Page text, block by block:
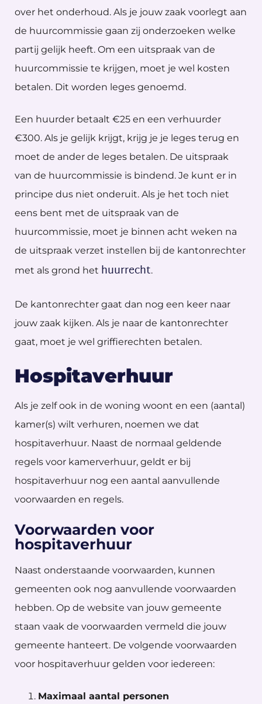
over het onderhoud. Als je jouw zaak voorlegt aan
de huurcommissie gaan zij onderzoeken welke
partij gelijk heeft. Om een uitspraak van de
huurcommissie te krijgen, moet je wel kosten
betalen. Dit worden leges genoemd.
Een huurder betaalt €25 en een verhuurder
€300. Als je gelijk krijgt, krijg je je leges terug en
moet de ander de leges betalen. De uitspraak
van de huurcommissie is bindend. Je kunt er in
principe dus niet onderuit. Als je het toch niet
eens bent met de uitspraak van de
huurcommissie, moet je binnen acht weken na
de uitspraak verzet instellen bij de kantonrechter
met als grond het huurrecht.
De kantonrechter gaat dan nog een keer naar
jouw zaak kijken. Als je naar de kantonrechter
gaat, moet je wel griffierechten betalen.
Hospitaverhuur
Als je zelf ook in de woning woont en een (aantal)
kamer(s) wilt verhuren, noemen we dat
hospitaverhuur. Naast de normaal geldende
regels voor kamerverhuur, geldt er bij
hospitaverhuur nog een aantal aanvullende
voorwaarden en regels.
Voorwaarden voor
hospitaverhuur
Naast onderstaande voorwaarden, kunnen
gemeenten ook nog aanvullende voorwaarden
hebben. Op de website van jouw gemeente
staan vaak de voorwaarden vermeld die jouw
gemeente hanteert. De volgende voorwaarden
voor hospitaverhuur gelden voor iedereen:
Maximaal aantal personen